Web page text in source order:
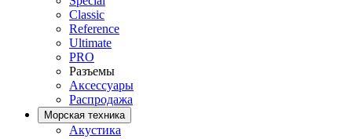
Classic
Reference
Ultimate
PRO
Разъемы
Аксессуары
Распродажа
Морская техника
Акустика